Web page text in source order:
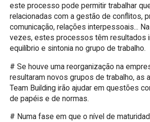
este processo pode permitir trabalhar
relacionadas com a gestão de conflitos,
comunicação, relações interpessoais...
vezes, estes processos têm resultados
equilíbrio e sintonia no grupo de trabalho.
# Se houve uma reorganização na
resultaram novos grupos de trabalho, as
Team Building irão ajudar em questões
de papéis e de normas.
# Numa fase em que o nível de